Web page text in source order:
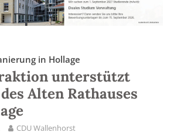
in Hollage
unterstützt
Alten Rathauses
CDU Wallenhorst